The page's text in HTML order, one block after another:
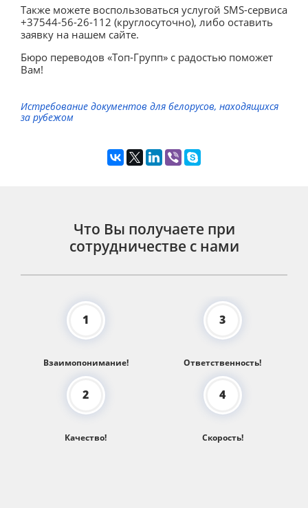
Также можете воспользоваться услугой SMS-сервиса
+37544-56-26-112 (круглосуточно), либо оставить
заявку на нашем сайте.
Бюро переводов «Топ-Групп» с радостью поможет
Вам!
Истребование документов для белорусов, находящихся
за рубежом
Что Вы получаете при
сотрудничестве с нами
1
Взаимопонимание!
2
Качество!
3
Ответственность!
4
Скорость!